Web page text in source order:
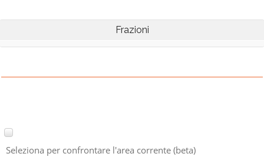
Frazioni
Seleziona per confrontare l'area corrente (beta)